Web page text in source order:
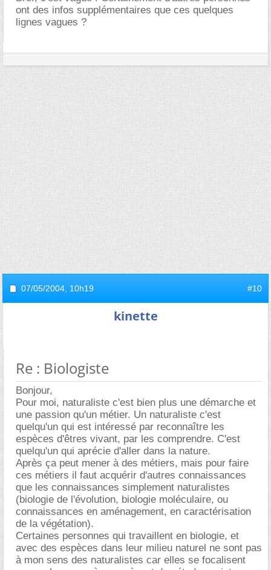
ont des infos supplémentaires que ces quelques
lignes vagues ?
07/05/2004, 10h19 #10
kinette
Re : Biologiste
Bonjour,
Pour moi, naturaliste c'est bien plus une démarche et
une passion qu'un métier. Un naturaliste c'est
quelqu'un qui est intéressé par reconnaître les
espèces d'êtres vivant, par les comprendre. C'est
quelqu'un qui aprécie d'aller dans la nature.
Après ça peut mener à des métiers, mais pour faire
ces métiers il faut acquérir d'autres connaissances
que les connaissances simplement naturalistes
(biologie de l'évolution, biologie moléculaire, ou
connaissances en aménagement, en caractérisation
de la végétation).
Certaines personnes qui travaillent en biologie, et
avec des espèces dans leur milieu naturel ne sont pas
à mon sens des naturalistes car elles se focalisent